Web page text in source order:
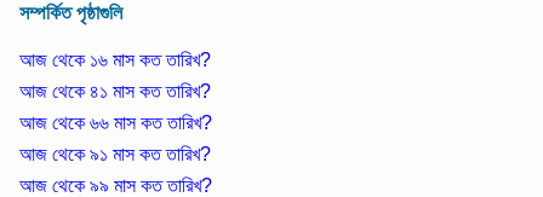
সম্পর্কিত পৃষ্ঠাগুলি
আজ থেকে ১৬ মাস কত তারিখ?
আজ থেকে ৪১ মাস কত তারিখ?
আজ থেকে ৬৬ মাস কত তারিখ?
আজ থেকে ৯১ মাস কত তারিখ?
আজ থেকে ৯৯ মাস কত তারিখ?